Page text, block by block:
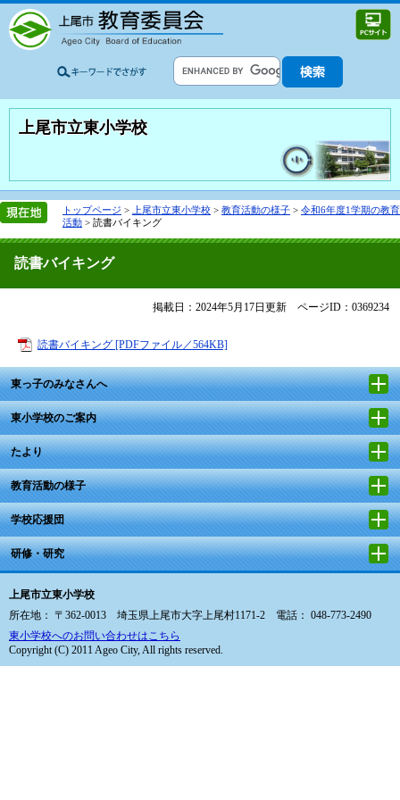
上尾市立東小学校
トップページ > 上尾市立東小学校 > 教育活動の様子 > 令和6年度1学期の教育
活動 > 読書バイキング
読書バイキング
掲載日：2024年5月17日更新 ページID：0369234
読書バイキング [PDFファイル／564KB]
東っ子のみなさんへ
東小学校のご案内
たより
教育活動の様子
学校応援団
研修・研究
上尾市立東小学校
所在地： 〒362-0013 埼玉県上尾市大字上尾村1171-2 電話： 048-773-2490
東小学校へのお問い合わせはこちら
Copyright (C) 2011 Ageo City, All rights reserved.